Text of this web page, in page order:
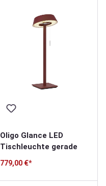
Oligo Glance LED
Tischleuchte gerade
779,00 €*